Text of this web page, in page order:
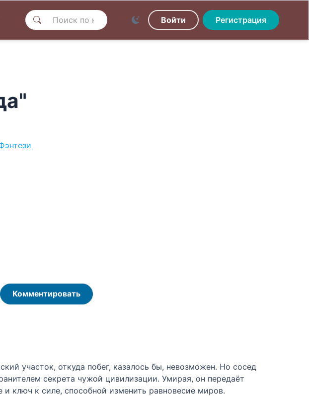
Войти Регистрация
Комментировать
участок, откуда побег, казалось бы, невозможен. Но сосед
секрета чужой цивилизации. Умирая, он передаёт
ключ к силе, способной изменить равновесие миров.